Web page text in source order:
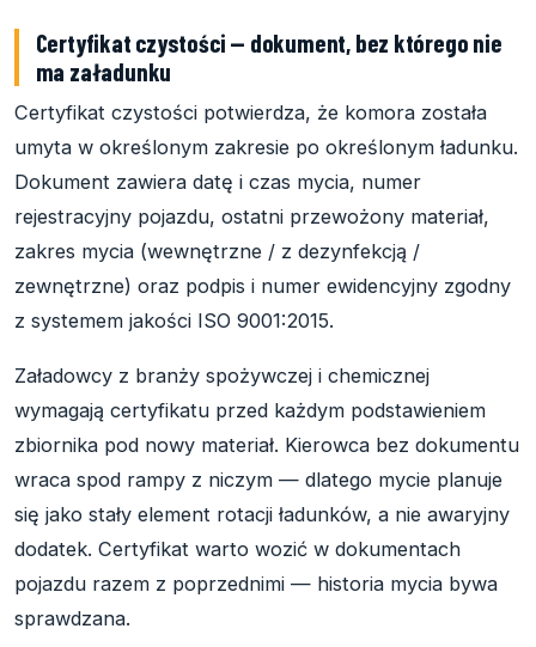
Certyfikat czystości — dokument, bez którego nie
ma załadunku
Certyfikat czystości potwierdza, że komora została
umyta w określonym zakresie po określonym ładunku.
Dokument zawiera datę i czas mycia, numer
rejestracyjny pojazdu, ostatni przewożony materiał,
zakres mycia (wewnętrzne / z dezynfekcją /
zewnętrzne) oraz podpis i numer ewidencyjny zgodny
z systemem jakości ISO 9001:2015.
Załadowcy z branży spożywczej i chemicznej
wymagają certyfikatu przed każdym podstawieniem
zbiornika pod nowy materiał. Kierowca bez dokumentu
wraca spod rampy z niczym — dlatego mycie planuje
się jako stały element rotacji ładunków, a nie awaryjny
dodatek. Certyfikat warto wozić w dokumentach
pojazdu razem z poprzednimi — historia mycia bywa
sprawdzana.